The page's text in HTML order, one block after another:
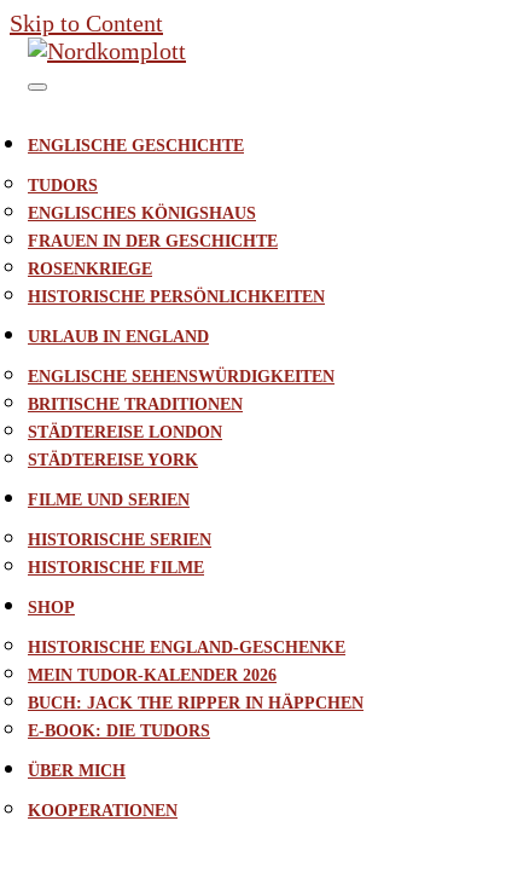
Skip to Content
ENGLISCHE GESCHICHTE
TUDORS
ENGLISCHES KÖNIGSHAUS
FRAUEN IN DER GESCHICHTE
ROSENKRIEGE
HISTORISCHE PERSÖNLICHKEITEN
URLAUB IN ENGLAND
ENGLISCHE SEHENSWÜRDIGKEITEN
BRITISCHE TRADITIONEN
STÄDTEREISE LONDON
STÄDTEREISE YORK
FILME UND SERIEN
HISTORISCHE SERIEN
HISTORISCHE FILME
SHOP
HISTORISCHE ENGLAND-GESCHENKE
MEIN TUDOR-KALENDER 2026
BUCH: JACK THE RIPPER IN HÄPPCHEN
E-BOOK: DIE TUDORS
ÜBER MICH
KOOPERATIONEN